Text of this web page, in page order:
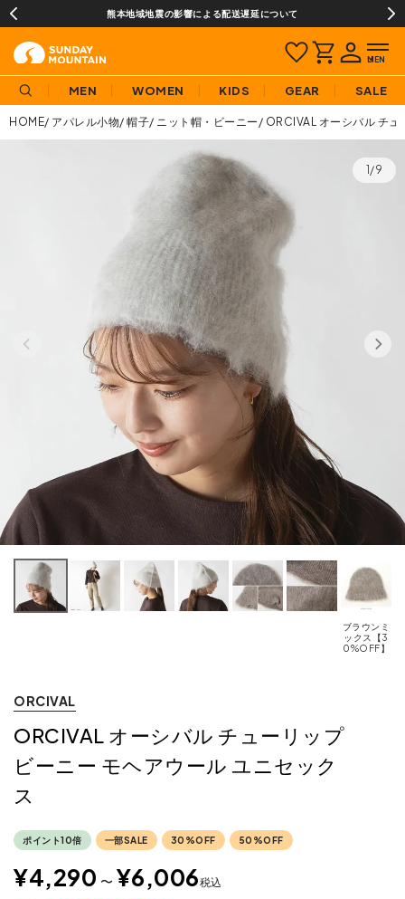
熊本地域地震の影響による配送遅延について
MEN WOMEN KIDS GEAR SALE
HOME アパレル小物 帽子 ニット帽・ビーニー ORCIVAL オーシバル チ
1/9
ブラウンミ
ックス【3
0%OFF】
ORCIVAL
ORCIVAL オーシバル チューリップ
ビーニー モヘアウール ユニセック
ス
ポイント10倍 一部SALE 30%OFF 50%OFF
¥4,290 〜 ¥6,006税込